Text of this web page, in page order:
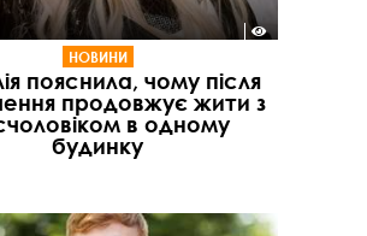
НОВИНИ
пояснила, чому після
продовжує жити з
в одному
будинку